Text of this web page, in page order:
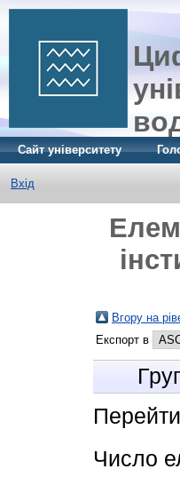
Сайт університету
Вхід
Вгору на
Експорт в
Число